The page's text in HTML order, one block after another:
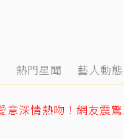
熱門星聞 藝人動態